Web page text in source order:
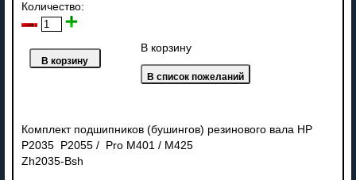
Количество:
В корзину
Комплект подшипников (бушингов) резинового вала HP
P2035 P2055 / Pro M401 / M425
Zh2035-Bsh